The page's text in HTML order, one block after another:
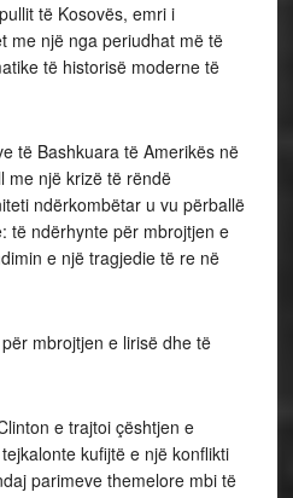
të Kosovës, emri i
me një nga periudhat më të
të historisë moderne të
të Bashkuara të Amerikës në
me një krizë të rëndë
ndërkombëtar u vu përballë
të ndërhynte për mbrojtjen e
e një tragjedie të re në
mbrojtjen e lirisë dhe të
e trajtoi çështjen e
kufijtë e një konflikti
parimeve themelore mbi të